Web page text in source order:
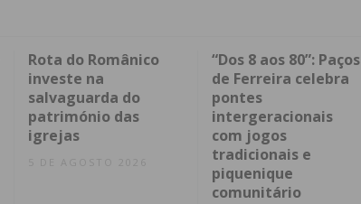
Rota do Românico
investe na
salvaguarda do
património das
igrejas
5 DE AGOSTO 2026
“Dos 8 aos 80”: Paços
de Ferreira celebra
pontes
intergeracionais
com jogos
tradicionais e
piquenique
comunitário